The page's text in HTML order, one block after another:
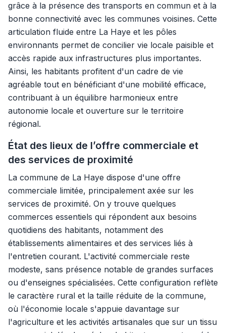
grâce à la présence des transports en commun et à la
bonne connectivité avec les communes voisines. Cette
articulation fluide entre La Haye et les pôles
environnants permet de concilier vie locale paisible et
accès rapide aux infrastructures plus importantes.
Ainsi, les habitants profitent d'un cadre de vie
agréable tout en bénéficiant d'une mobilité efficace,
contribuant à un équilibre harmonieux entre
autonomie locale et ouverture sur le territoire
régional.
État des lieux de l’offre commerciale et
des services de proximité
La commune de La Haye dispose d'une offre
commerciale limitée, principalement axée sur les
services de proximité. On y trouve quelques
commerces essentiels qui répondent aux besoins
quotidiens des habitants, notamment des
établissements alimentaires et des services liés à
l'entretien courant. L'activité commerciale reste
modeste, sans présence notable de grandes surfaces
ou d'enseignes spécialisées. Cette configuration reflète
le caractère rural et la taille réduite de la commune,
où l'économie locale s'appuie davantage sur
l'agriculture et les activités artisanales que sur un tissu